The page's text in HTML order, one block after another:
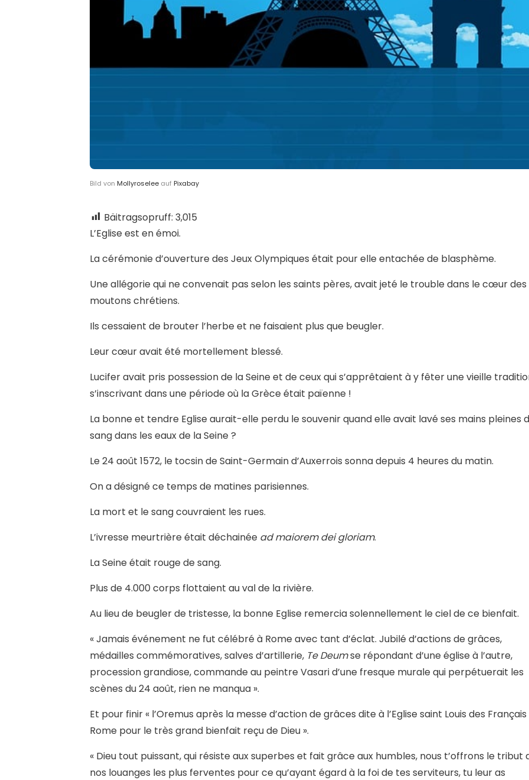
Bild von Mollyroselee auf Pixabay
Bäitragsopruff: 3,015
L’Eglise est en émoi.
La cérémonie d’ouverture des Jeux Olympiques était pour elle entachée de blasphème.
Une allégorie qui ne convenait pas selon les saints pères, avait jeté le trouble dans le cœur des
moutons chrétiens.
Ils cessaient de brouter l’herbe et ne faisaient plus que beugler.
Leur cœur avait été mortellement blessé.
Lucifer avait pris possession de la Seine et de ceux qui s’apprêtaient à y fêter une vieille
s’inscrivant dans une période où la Grèce était païenne !
La bonne et tendre Eglise aurait-elle perdu le souvenir quand elle avait lavé ses mains pleines
sang dans les eaux de la Seine ?
Le 24 août 1572, le tocsin de Saint-Germain d’Auxerrois sonna depuis 4 heures du matin.
On a désigné ce temps de matines parisiennes.
La mort et le sang couvraient les rues.
L’ivresse meurtrière était déchainée ad maiorem dei gloriam.
La Seine était rouge de sang.
Plus de 4.000 corps flottaient au val de la rivière.
Au lieu de beugler de tristesse, la bonne Eglise remercia solennellement le ciel de ce bienfait.
« Jamais événement ne fut célébré à Rome avec tant d’éclat. Jubilé d’actions de grâces,
médailles commémoratives, salves d’artillerie, Te Deumse répondant d’une église à l’autre,
procession grandiose, commande au peintre Vasari d’une fresque murale qui perpétuerait les
scènes du 24 août, rien ne manqua ».
Et pour finir « l’Oremus après la messe d’action de grâces dite à l’Eglise saint Louis des Français
Rome pour le très grand bienfait reçu de Dieu ».
« Dieu tout puissant, qui résiste aux superbes et fait grâce aux humbles, nous t’offrons le tribut
nos louanges les plus ferventes pour ce qu’ayant égard à la foi de tes serviteurs, tu leur as